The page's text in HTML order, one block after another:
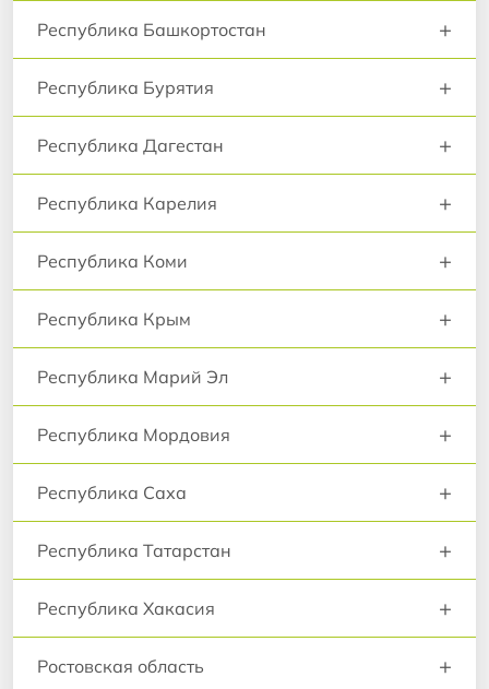
Республика Башкортостан +
Республика Бурятия +
Республика Дагестан +
Республика Карелия +
Республика Коми +
Республика Крым +
Республика Марий Эл +
Республика Мордовия +
Республика Саха +
Республика Татарстан +
Республика Хакасия +
Ростовская область +